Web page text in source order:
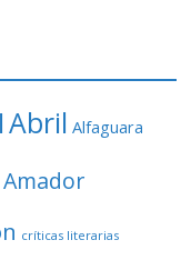
Abril Alfaguara
críticas literarias